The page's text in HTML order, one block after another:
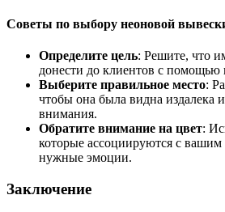
Советы по выбору неоновой
Определите цель: Решите, что
донести до клиентов с помощью
Выберите правильное место:
чтобы она была видна издалека
внимания.
Обратите внимание на цвет:
которые ассоциируются с
нужные эмоции.
Заключение